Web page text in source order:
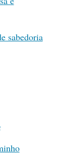
sabedoria